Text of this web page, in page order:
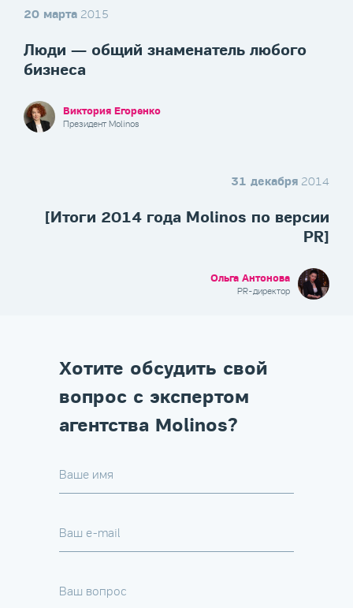
20 марта 2015
Люди — общий знаменатель любого
бизнеса
Виктория Егоренко
Президент Molinos
31 декабря 2014
[Итоги 2014 года Molinos по версии
PR]
Ольга Антонова
PR-директор
Хотите обсудить свой
вопрос с экспертом
агентства Molinos?
Ваше имя
Ваш e-mail
Ваш вопрос